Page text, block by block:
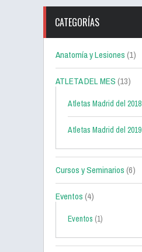
CATEGORÍAS
Anatomía y Lesiones(1)
ATLETA DEL MES(13)
Atletas Madrid del 2018
Atletas Madrid del 2019
Cursos y Seminarios(6)
Eventos(4)
Eventos (1)